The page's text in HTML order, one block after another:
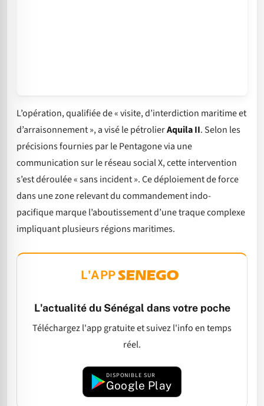
L’opération, qualifiée de « visite, d’interdiction maritime et
d’arraisonnement », a visé le pétrolierAquila II. Selon les
précisions fournies par le Pentagone via une
communication sur le réseau social X, cette intervention
s’est déroulée « sans incident ». Ce déploiement de force
dans une zone relevant du commandement indo-
pacifique marque l’aboutissement d’une traque complexe
impliquant plusieurs régions maritimes.
L'APP
L'actualité du Sénégal dans votre poche
Téléchargez l'app gratuite et suivez l'info en temps
réel.
DISPONIBLE SUR
Google Play